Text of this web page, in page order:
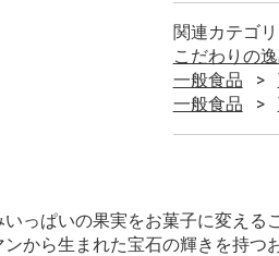
関連カテゴリ
こだわりの
一般食品
一般食品
いっぱいの果実をお菓子に変える
から生まれた宝石の輝きを持つ